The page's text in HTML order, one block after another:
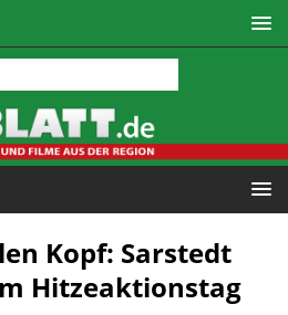
Kopf: Sarstedt
Hitzeaktionstag